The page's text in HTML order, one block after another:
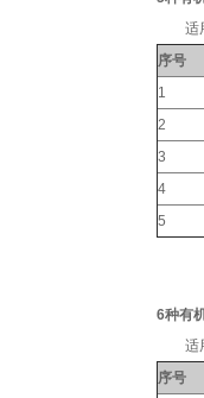
适用
序号
1
2
3
4
5
6种有
适用
序号